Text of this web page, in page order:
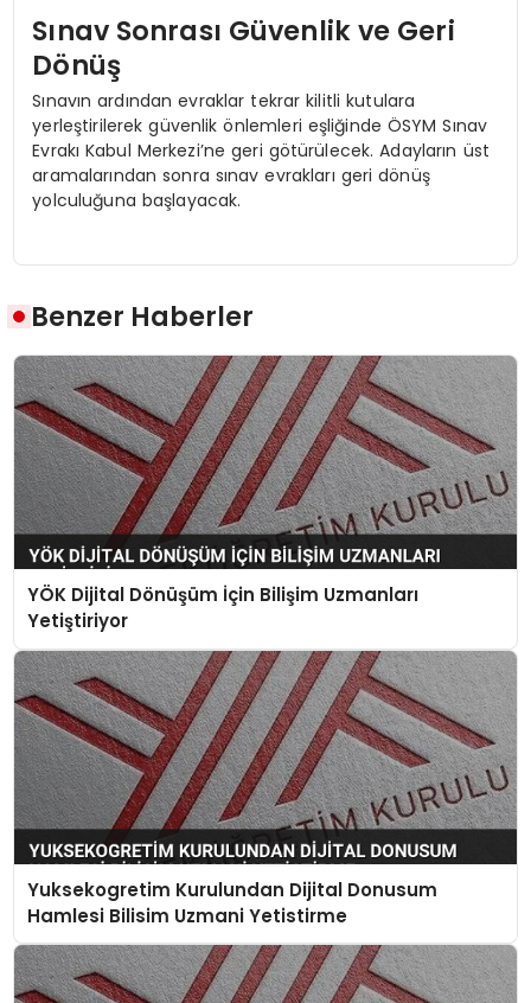
Sınav Sonrası Güvenlik ve Geri
Dönüş
Sınavın ardından evraklar tekrar kilitli kutulara
yerleştirilerek güvenlik önlemleri eşliğinde ÖSYM Sınav
Evrakı Kabul Merkezi’ne geri götürülecek. Adayların üst
aramalarından sonra sınav evrakları geri dönüş
yolculuğuna başlayacak.
Benzer Haberler
YÖK Dijital Dönüşüm İçin Bilişim Uzmanları
Yetiştiriyor
Yuksekogretim Kurulundan Dijital Donusum
Hamlesi Bilisim Uzmani Yetistirme